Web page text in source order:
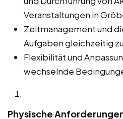
Veranstaltungen in
Zeitmanagement und
Aufgaben gleichzeitig
Flexibilität und
wechselnde
Physische